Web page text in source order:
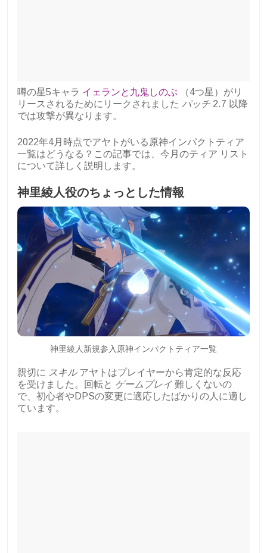
噂の星5キャラ イェランと九鬼しのぶ （4つ星）がリ
リースされるためにリークされました パッチ 2.7 以降
では攻撃が異なります。
2022年4月時点でアヤトがいる原神インパクトティア
一覧はどうなる？この記事では、今月のティア リスト
について詳しく説明します。
神里綾人役のちょっとした情報
神里綾人新規参入原神インパクトティア一覧
親切に スキル アヤトはプレイヤーから肯定的な反応
を受けました。回転と ゲームプレイ 難しくないの
で、初心者やDPSの変更に適応したばかりの人に適し
ています。